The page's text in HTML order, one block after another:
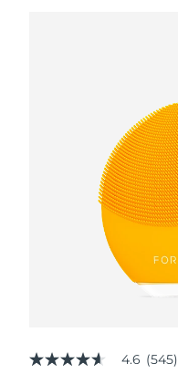
4.6
4.6 (545)